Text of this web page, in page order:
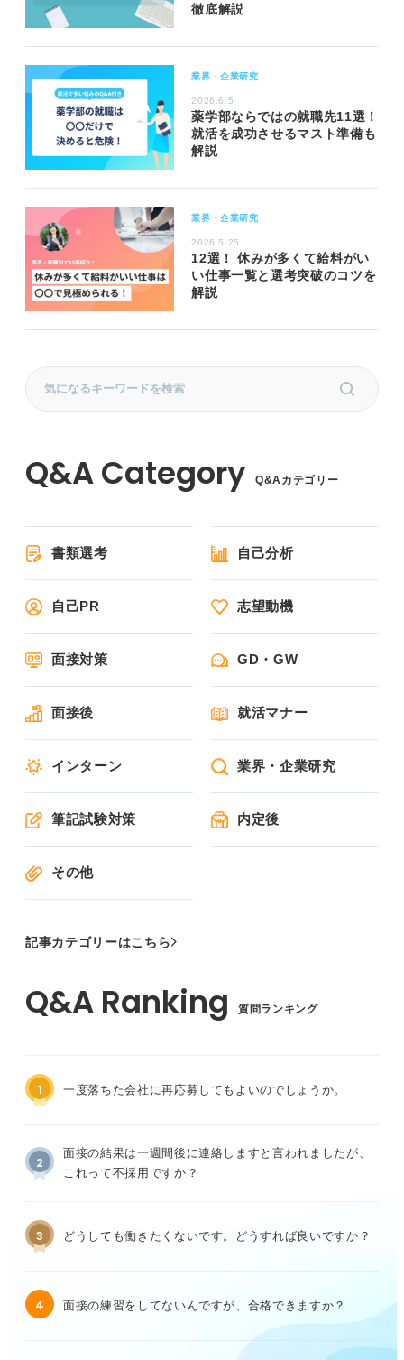
徹底解説
業界・企業研究
2026.6.5
薬学部ならではの就職先11選！
就活を成功させるマスト準備も
解説
業界・企業研究
2026.5.25
12選！ 休みが多くて給料がい
い仕事一覧と選考突破のコツを
解説
Q&Aカテゴリー
書類選考 自己分析
自己PR 志望動機
面接対策 GD・GW
面接後 就活マナー
インターン 業界・企業研究
筆記試験対策 内定後
その他
記事カテゴリーはこちら
質問ランキング
1 一度落ちた会社に再応募してもよいのでしょうか。
2
面接の結果は一週間後に連絡しますと言われましたが、
これって不採用ですか？
3 どうしても働きたくないです。どうすれば良いですか？
4 面接の練習をしてないんですが、合格できますか？